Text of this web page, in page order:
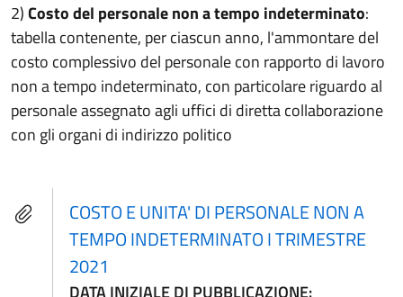
2)Costo del personale non a tempo indeterminato:
tabella contenente, per ciascun anno, l'ammontare del
costo complessivo del personale con rapporto di lavoro
non a tempo indeterminato, con particolare riguardo al
personale assegnato agli uffici di diretta collaborazione
con gli organi di indirizzo politico
COSTO E UNITA' DI PERSONALE NON A
TEMPO INDETERMINATO I TRIMESTRE
2021
DATA INIZIALE DI PUBBLICAZIONE: